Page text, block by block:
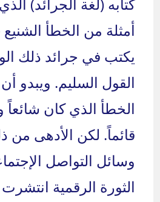
أمثلة من الخطأ
يكتب في جرائد ذلك
القول السليم. ويبدو
الخطأ الذي كان شائعاً
قائماً. لكن الأدهى من
وسائل التواصل
الثورة الرقمية